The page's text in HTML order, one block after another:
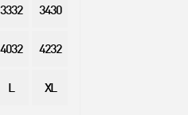
3332 3430
4032 4232
L XL